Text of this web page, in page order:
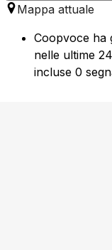
Mappa attuale
Coopvoce ha
nelle ultime
incluse 0